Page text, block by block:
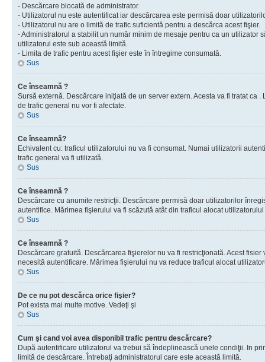
- Descărcare blocată de administrator.
- Utilizatorul nu este autentificat iar descărcarea este permisă doar
- Utilizatorul nu are o limită de trafic suficientă pentru a descărca acest fişier.
- Administratorul a stabilit un număr minim de mesaje pentru ca un utilizator
utilizatorul este sub această limită.
- Limita de trafic pentru acest fişier este în întregime consumată.
Sus
Ce înseamnă ?
Sursă externă. Descărcare iniţiată de un server extern. Acesta va fi tratat ca
de trafic general nu vor fi afectate.
Sus
Ce înseamnă?
Echivalent cu: traficul utilizatorului nu va fi consumat. Numai utilizatorii
trafic general va fi utilizată.
Sus
Ce înseamnă ?
Descărcare cu anumite restricţii. Descărcare permisă doar utilizatorilor
autentifice. Mărimea fişierului va fi scăzută atât din traficul alocat
Sus
Ce înseamnă ?
Descărcare gratuită. Descărcarea fişierelor nu va fi restricţionată. Acest
necesită autentificare. Mărimea fişierului nu va reduce traficul alocat
Sus
De ce nu pot descărca orice fişier?
Pot exista mai multe motive. Vedeţi şi
Sus
Cum şi cand voi avea disponibil trafic pentru descărcare?
După autentificare utilizatorul va trebui să îndeplinească unele condiţii. In
limită de descărcare. Întrebaţi administratorul care este această limită.